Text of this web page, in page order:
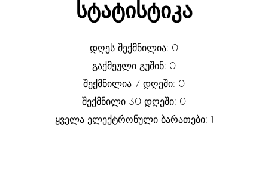
სტატისტიკა
დღეს შექმნილია: 0
გაქმეული გუშინ: 0
შექმნილია 7 დღეში: 0
შექმნილი 30 დღეში: 0
ყველა ელექტრონული ბარათები: 1